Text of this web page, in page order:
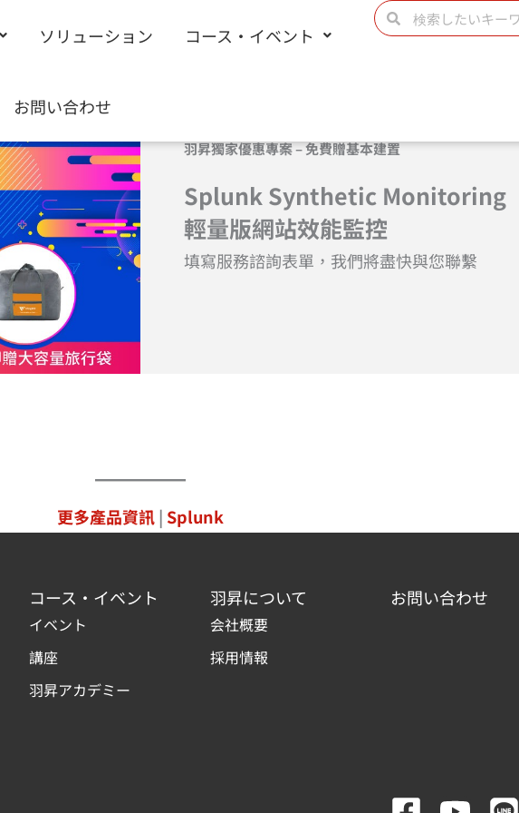
ソリューション コース・イベント
お問い合わせ
検
羽昇獨家優惠專案– 免費贈基本建置
Splunk Synthetic Monitoring
輕量版網站效能監控
填寫服務諮詢表單，我們將盡快與您聯繫
更多產品資訊| Splunk
コース・イベント
イベント
講座
羽昇アカデミー
羽昇について
会社概要
採用情報
お問い合わせ